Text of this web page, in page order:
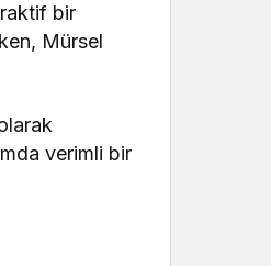
bir
Mürsel
verimli bir